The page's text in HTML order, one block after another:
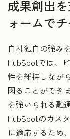
成果創出
ォームで
自社独自の強み
HubSpotでは、
性を維持しなが
図ることができ
を強いられる融
HubSpotのカス
に適応するため